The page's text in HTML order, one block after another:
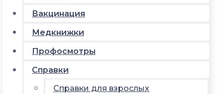
Вакцинация
Медкнижки
Профосмотры
Справки
Справки для взрослых